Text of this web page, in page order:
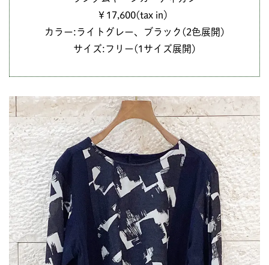
￥17,600(tax in）
カラー:ライトグレー、ブラック(2色展開)
サイズ:フリー(1サイズ展開)